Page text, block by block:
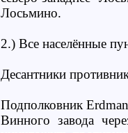
Лосьмино.
2.) Все населённые
Десантники
Подполковник
Винного завода